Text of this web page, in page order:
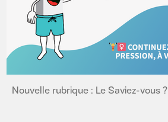
Nouvelle rubrique : Le Saviez-vous ?